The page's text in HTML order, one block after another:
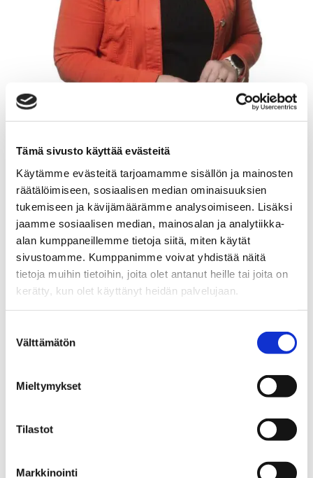
Tämä sivusto käyttää evästeitä
Käytämme evästeitä tarjoamamme sisällön ja mainosten
räätälöimiseen, sosiaalisen median ominaisuuksien
tukemiseen ja kävijämäärämme analysoimiseen. Lisäksi
jaamme sosiaalisen median, mainosalan ja analytiikka-
alan kumppaneillemme tietoja siitä, miten käytät
sivustoamme. Kumppanimme voivat yhdistää näitä
tietoja muihin tietoihin, joita olet antanut heille tai joita on
kerätty, kun olet käyttänyt heidän palvelujaan.
valinta
Välttämätön
Mieltymykset
Tilastot
Markkinointi
TANJA HEINONEN
Yrittäjä, kiinteistönvälittäjä LKV, KiAT
Sp-Koti Jämsä Kipinä | Kiinteistönvälitys Tanja
Heinonen Oy LKV, 2821540-9
tanja.heinonen@spkoti.fi
Sp-Koti Orivesi Kipinä
Sp-Koti Ylöjärvi Kipinä